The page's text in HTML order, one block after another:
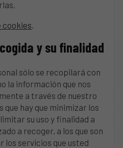
cookies.
y su finalidad
sólo se recopilará con
la información que nos
a través de nuestro
que hay que minimizar los
su uso y finalidad a
a recoger, a los que son
los servicios que usted